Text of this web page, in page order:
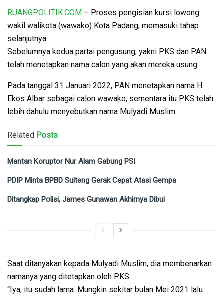
RUANGPOLITIK.COM – Proses pengisian kursi lowong
wakil walikota (wawako) Kota Padang, memasuki tahap
selanjutnya.
Sebelumnya kedua partai pengusung, yakni PKS dan PAN
telah menetapkan nama calon yang akan mereka usung.
Pada tanggal 31 Januari 2022, PAN menetapkan nama H
Ekos Albar sebagai calon wawako, sementara itu PKS telah
lebih dahulu menyebutkan nama Mulyadi Muslim.
Related Posts
Mantan Koruptor Nur Alam Gabung PSI
PDIP Minta BPBD Sulteng Gerak Cepat Atasi Gempa
Ditangkap Polisi, James Gunawan Akhirnya Dibui
Saat ditanyakan kepada Mulyadi Muslim, dia membenarkan
namanya yang ditetapkan oleh PKS.
“Iya, itu sudah lama. Mungkin sekitar bulan Mei 2021 lalu